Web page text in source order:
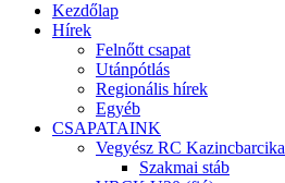
Kezdőlap
Hírek
Felnőtt csapat
Utánpótlás
Regionális hírek
Egyéb
CSAPATAINK
Vegyész RC Kazincbarcika
Szakmai stáb